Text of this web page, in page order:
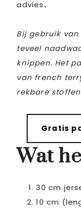
advies.
Bij gebruik
teveel
knippen. Het
van french
rekbare stoffen.
Gratis
Wat
30 cm
10 cm